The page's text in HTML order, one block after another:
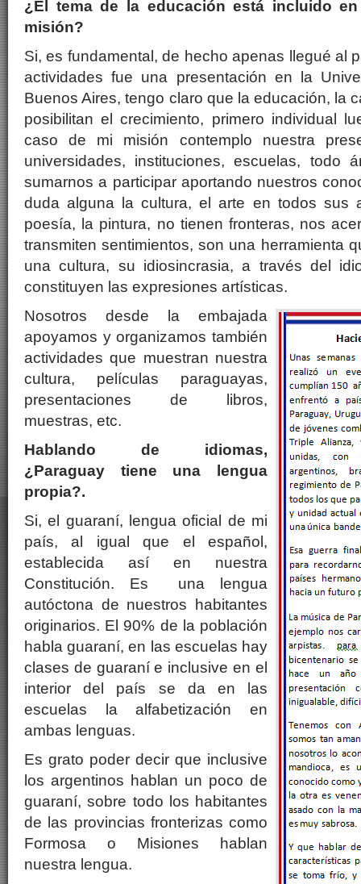
¿El tema de la educación está incluido
misión?
Si, es fundamental, de hecho apenas llegué al
actividades fue una presentación en la
Buenos Aires, tengo claro que la educación, la
posibilitan el crecimiento, primero individual
caso de mi misión contemplo nuestra
universidades, instituciones, escuelas, todo
sumarnos a participar aportando nuestros
duda alguna la cultura, el arte en todos sus
poesía, la pintura, no tienen fronteras, nos
transmiten sentimientos, son una herramienta
una cultura, su idiosincrasia, a través del
constituyen las expresiones artísticas.
Nosotros desde la embajada
apoyamos y organizamos también
actividades que muestran nuestra
cultura, películas paraguayas,
presentaciones de libros,
muestras, etc.
Hablando de idiomas,
¿Paraguay tiene una lengua
propia?.
Si, el guaraní, lengua oficial de mi
país, al igual que el español,
establecida así en nuestra
Constitución. Es una lengua
autóctona de nuestros habitantes
originarios. El 90% de la población
habla guaraní, en las escuelas hay
clases de guaraní e inclusive en el
interior del país se da en las
escuelas la alfabetización en
ambas lenguas.
Es grato poder decir que inclusive
los argentinos hablan un poco de
guaraní, sobre todo los habitantes
de las provincias fronterizas como
Formosa o Misiones hablan
nuestra lengua.